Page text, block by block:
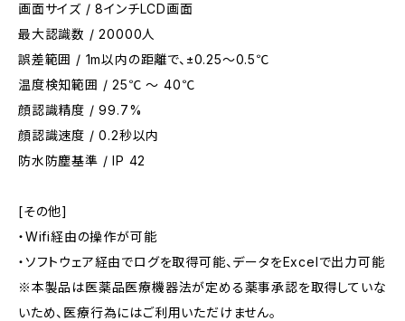
画面サイズ / 8インチLCD画面
最大認識数 / 20000人
誤差範囲 / 1m以内の距離で、±0.25〜0.5℃
温度検知範囲 / 25℃ 〜 40℃
顔認識精度 / 99.7%
顔認識速度 / 0.2秒以内
防水防塵基準 / IP 42
[その他]
・Wifi経由の操作が可能
・ソフトウェア経由でログを取得可能、データをExcelで出力可能
※本製品は医薬品医療機器法が定める薬事承認を取得していな
いため、医療行為にはご利用いただけません。